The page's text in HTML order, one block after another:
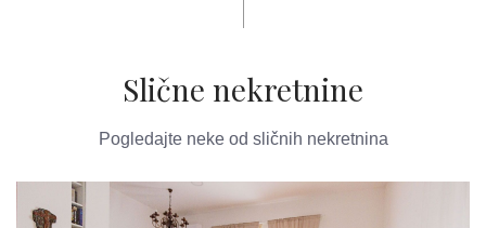
Slične nekretnine
Pogledajte neke od sličnih nekretnina